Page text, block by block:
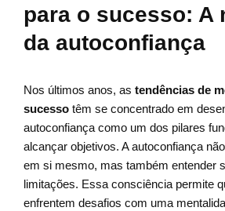
para o sucesso: A
da autoconfiança
Nos últimos anos, as tendências de
sucesso têm se concentrado em
autoconfiança como um dos pilares
alcançar objetivos. A autoconfiança
em si mesmo, mas também entender
limitações. Essa consciência permite
enfrentem desafios com uma